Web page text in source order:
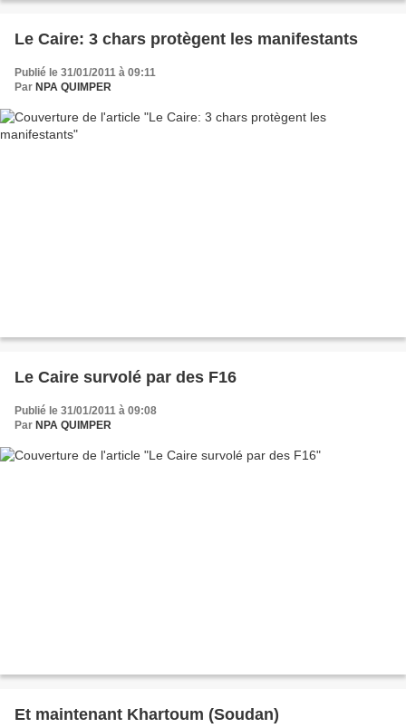
Le Caire: 3 chars protègent les manifestants
Publié le 31/01/2011 à 09:11
Par NPA QUIMPER
Le Caire survolé par des F16
Publié le 31/01/2011 à 09:08
Par NPA QUIMPER
Et maintenant Khartoum (Soudan)